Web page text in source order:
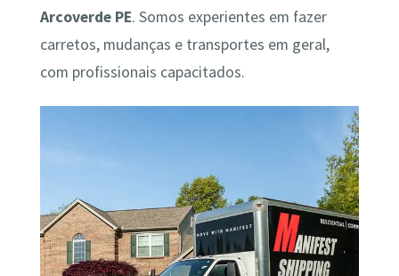
Arcoverde PE. Somos experientes em fazer
carretos, mudanças e transportes em geral,
com profissionais capacitados.